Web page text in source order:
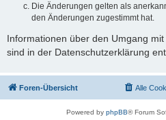
Die Änderungen gelten als
den Änderungen zugestimmt hat.
Informationen über den Umgang
sind in der Datenschutzerklärung
Foren-Übersicht Alle
Powered by phpBB® Forum